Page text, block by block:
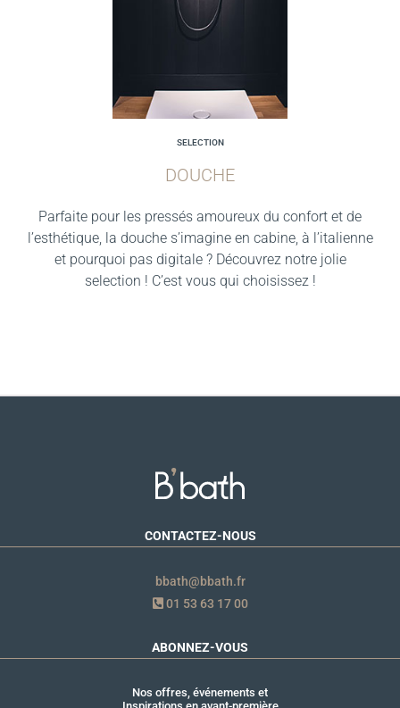
SELECTION
DOUCHE
Parfaite pour les pressés amoureux du confort et de
l’esthétique, la douche s’imagine en cabine, à l’italienne
et pourquoi pas digitale ? Découvrez notre jolie
selection ! C’est vous qui choisissez !
CONTACTEZ-NOUS
bbath@bbath.fr
01 53 63 17 00
ABONNEZ-VOUS
Nos offres, événements et